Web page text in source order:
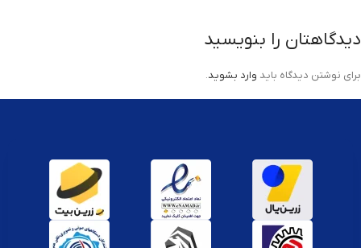
دیدگاهتان را بنویسید
برای نوشتن دیدگاه باید وارد بشوید.